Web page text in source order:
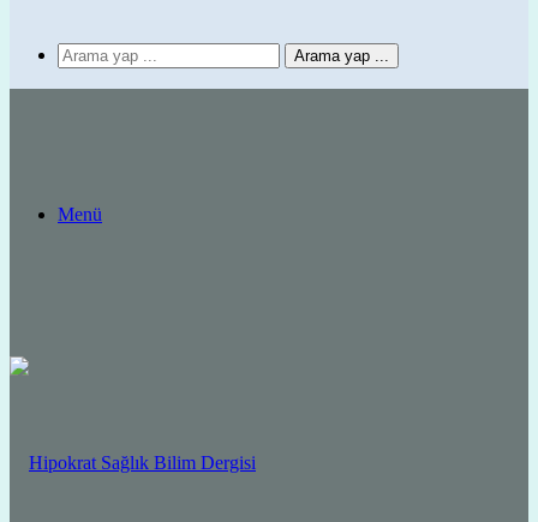
Arama yap ...
Menü